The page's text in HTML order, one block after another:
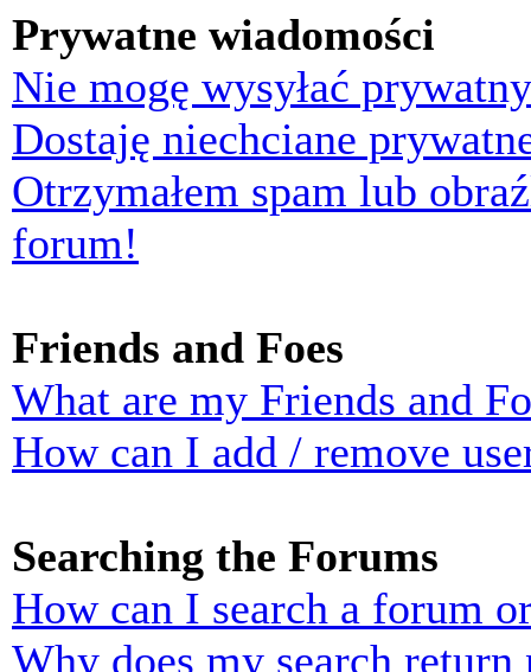
Prywatne wiadomości
Nie mogę wysyłać
Dostaję niechciane
Otrzymałem spam lub
forum!
Friends and Foes
What are my Friends and
How can I add / remove
Searching the Forums
How can I search a forum
Why does my search return